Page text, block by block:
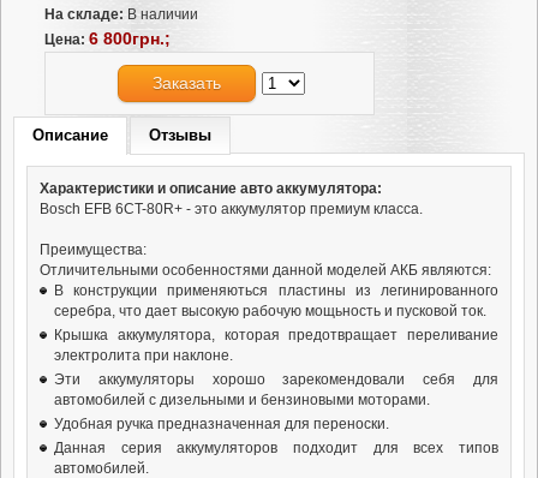
На складе: В наличии
Цена: 6 800грн.;
Заказать
Описание Отзывы
Характеристики и описание авто аккумулятора:
Bosch EFB 6CT-80R+ - это аккумулятор премиум класса.
Преимущества:
Отличительными особенностями данной моделей АКБ являются:
В конструкции применяються пластины из легинированного
серебра, что дает высокую рабочую мощьность и пусковой ток.
Крышка аккумулятора, которая предотвращает переливание
электролита при наклоне.
Эти аккумуляторы хорошо зарекомендовали себя для
автомобилей с дизельными и бензиновыми моторами.
Удобная ручка предназначенная для переноски.
Данная серия аккумуляторов подходит для всех типов
автомобилей.